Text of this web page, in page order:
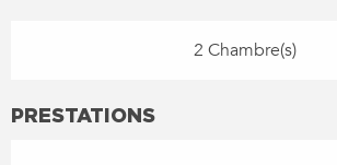
2 Chambre(s)
PRESTATIONS